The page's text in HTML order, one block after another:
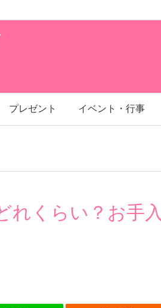
プレゼント イベント・行事
れくらい？お手入